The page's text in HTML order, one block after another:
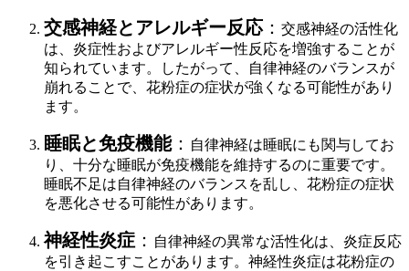
交感神経とアレルギー反応： 交感神経の活性化
は、炎症性およびアレルギー性反応を増強することが
知られています。したがって、自律神経のバランスが
崩れることで、花粉症の症状が強くなる可能性があり
ます。
睡眠と免疫機能： 自律神経は睡眠にも関与してお
り、十分な睡眠が免疫機能を維持するのに重要です。
睡眠不足は自律神経のバランスを乱し、花粉症の症状
を悪化させる可能性があります。
神経性炎症 ： 自律神経の異常な活性化は、炎症反応
を引き起こすことがあります。神経性炎症は花粉症の